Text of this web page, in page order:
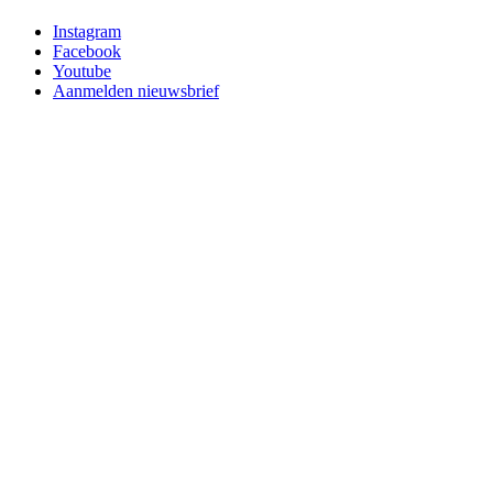
Instagram
Facebook
Youtube
Aanmelden nieuwsbrief